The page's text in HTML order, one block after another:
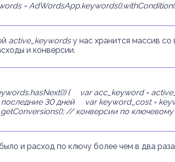
=
active_keywordsу нас хранится массив
и конверсии.
{ var acc_keyword =
последние30 дней var keyword_cost =
// конверсии по
и расход по ключу более чем в два